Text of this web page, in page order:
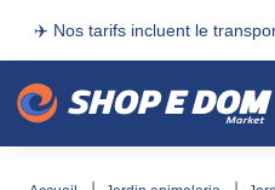
✈️ Nos tarifs incluent le